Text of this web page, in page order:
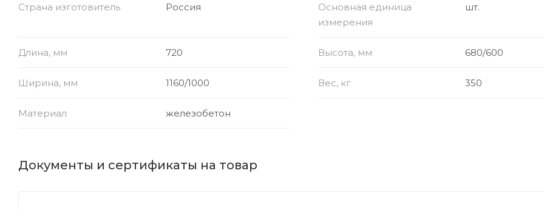
Страна изготовитель Россия
Основная единица
измерения
шт.
Длина, мм 720 Высота, мм 680/600
Ширина, мм 1160/1000 Вес, кг 350
Материал железобетон
Документы и сертификаты на товар